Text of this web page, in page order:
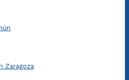
Zaragoza